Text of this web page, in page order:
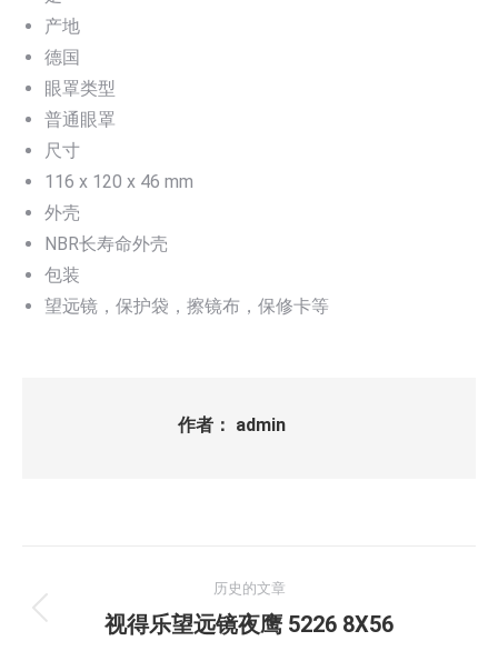
产地
德国
眼罩类型
普通眼罩
尺寸
116 x 120 x 46 mm
外壳
NBR长寿命外壳
包装
望远镜，保护袋，擦镜布，保修卡等
作者： admin
章
历史的文章
历
视得乐望远镜夜鹰 5226 8X56